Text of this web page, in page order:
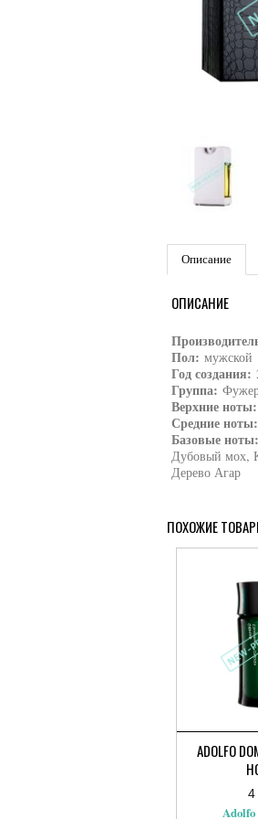
Описание
ОПИСАНИЕ
Пол: мужской
Год создания:
Группа:
Верхние ноты:
Средние ноты:
Базовые ноты:
Дубовый мох,
Дерево Агар
ПОХОЖИЕ
ADOLFO
4
Adolfo